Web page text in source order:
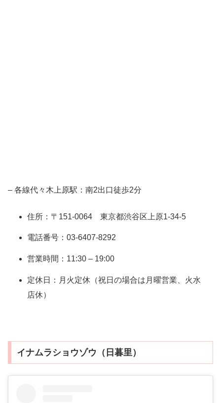
– 各線代々木上原駅：南2出口徒歩2分
住所：〒151-0064 東京都渋谷区上原1-34-5
電話番号：03-6407-8292
営業時間：11:30 – 19:00
定休日：月火定休（祝日の場合は月曜営業、火水
店休）
イナムラショウゾウ（日暮里）